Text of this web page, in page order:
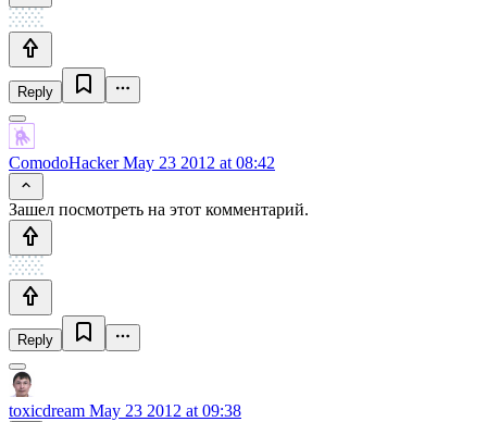
Reply
ComodoHackerMay 23 2012 at 08:42
Зашел посмотреть на этот комментарий.
Reply
toxicdream May 23 2012 at 09:38